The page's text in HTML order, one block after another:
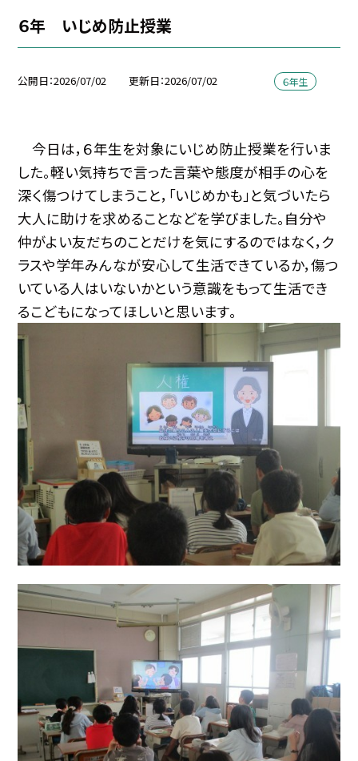
６年 いじめ防止授業
公開日 2026/07/02 更新日 2026/07/02 ６年生
今日は，６年生を対象にいじめ防止授業を行いま
した。軽い気持ちで言った言葉や態度が相手の心を
深く傷つけてしまうこと，「いじめかも」と気づいたら
大人に助けを求めることなどを学びました。自分や
仲がよい友だちのことだけを気にするのではなく，ク
ラスや学年みんなが安心して生活できているか，傷つ
いている人はいないかという意識をもって生活でき
るこどもになってほしいと思います。